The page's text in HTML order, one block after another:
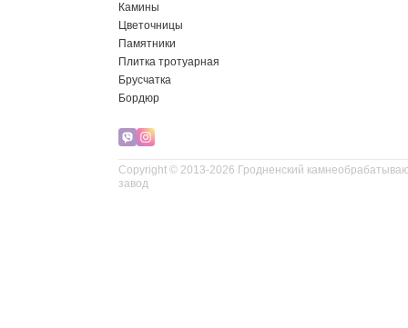
Камины
Цветочницы
Памятники
Плитка тротуарная
Брусчатка
Бордюр
Copyright © 2013-2026 Гродненский
завод